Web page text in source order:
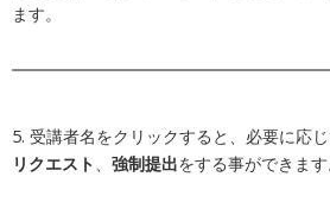
ます。
5. 受講者名をクリックすると、必要に応
リクエスト、 強制提出をする事ができます